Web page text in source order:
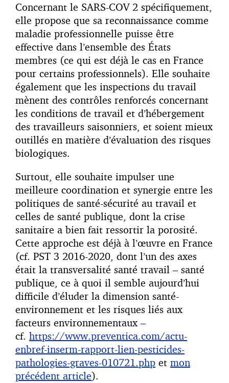
Concernant le SARS-COV 2 spécifiquement,
elle propose que sa reconnaissance comme
maladie professionnelle puisse être
effective dans l’ensemble des États
membres (ce qui est déjà le cas en France
pour certains professionnels). Elle souhaite
également que les inspections du travail
mènent des contrôles renforcés concernant
les conditions de travail et d’hébergement
des travailleurs saisonniers, et soient mieux
outillés en matière d’évaluation des risques
biologiques.
Surtout, elle souhaite impulser une
meilleure coordination et synergie entre les
politiques de santé-sécurité au travail et
celles de santé publique, dont la crise
sanitaire a bien fait ressortir la porosité.
Cette approche est déjà à l’œuvre en France
(cf. PST 3 2016-2020, dont l’un des axes
était la transversalité santé travail – santé
publique, ce à quoi il semble aujourd’hui
difficile d’éluder la dimension santé-
environnement et les risques liés aux
facteurs environnementaux –
cf. https://www.preventica.com/actu-
enbref-inserm-rapport-lien-pesticides-
pathologies-graves-010721.php et mon
précédent article).